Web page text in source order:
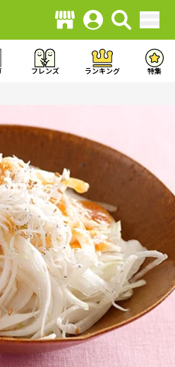
フレンズ ランキング 特集